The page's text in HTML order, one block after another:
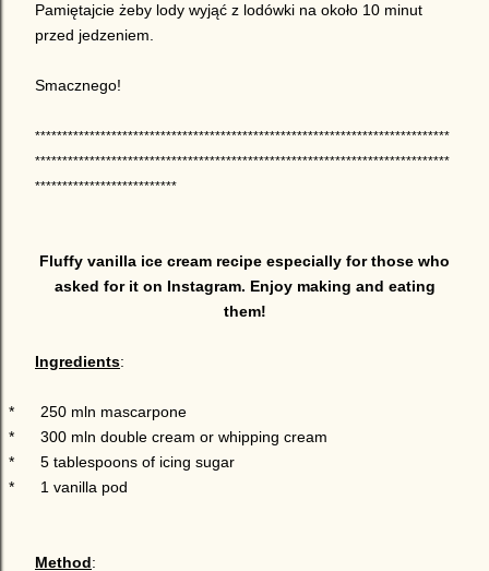
Pamiętajcie żeby lody wyjąć z lodówki na około 10 minut
przed jedzeniem.
Smacznego!
****************************************************************************
****************************************************************************
**************************
Fluffy vanilla ice cream recipe especially for those who
asked for it on Instagram. Enjoy making and eating
them!
Ingredients:
*
250 mln mascarpone
*
300 mln double cream or whipping cream
*
5 tablespoons of icing sugar
*
1 vanilla pod
Method: